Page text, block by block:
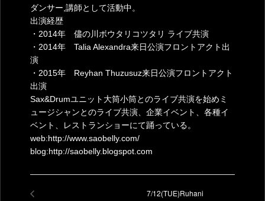
ダンサー,講師として活動中。
出演経歴
・2014年 儘の川ボウタリコツタリ ライブ共演
・2014年 Talia Alexandra来日公演フロントアクト出
演
・2015年 Reyhan Thuzusuz来日公演フロントアクト
出演
Sax&Drumユニット大筒小筒とのライブ共演を始めミ
ュージシャンとのライブ共演、企業イベント、各種イ
ベント、レストランショーにて踊っている。
web:http://www.saobelly.com/
blog:http://saobelly.blogspot.com
7/12(TUE)Ruhani